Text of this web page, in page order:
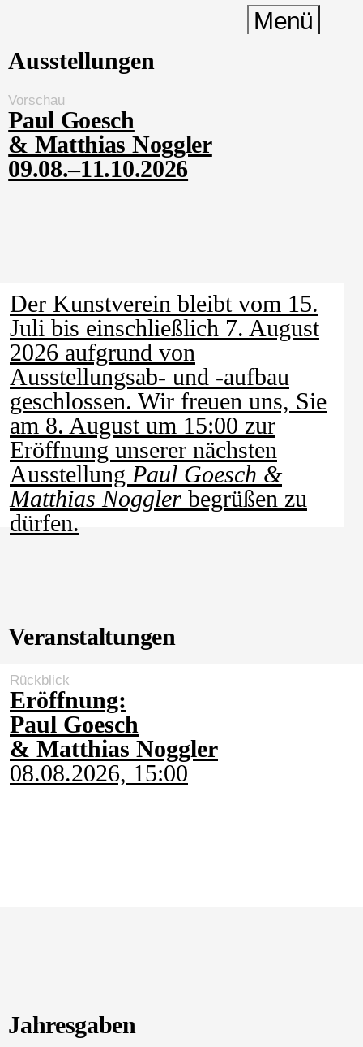
Menü
Ausstellungen
Vorschau
Paul Goesch
& Matthias Noggler
09.08.–11.10.2026
Der Kunstverein bleibt vom 15.
Juli bis einschließlich 7. August
2026 aufgrund von
Ausstellungsab- und -aufbau
geschlossen. Wir freuen uns, Sie
am 8. August um 15:00 zur
Eröffnung unserer nächsten
Ausstellung Paul Goesch &
Matthias Noggler begrüßen zu
dürfen.
Veranstaltungen
Rückblick
Eröffnung:
Paul Goesch
& Matthias Noggler
08.08.2026, 15:00
Jahresgaben